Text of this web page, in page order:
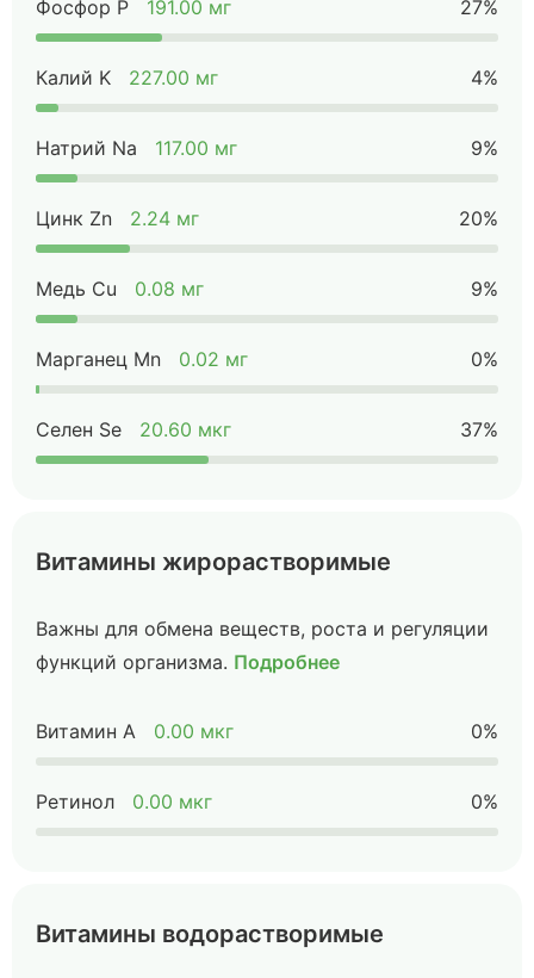
Фосфор P 191.00 мг 27%
Калий K 227.00 мг 4%
Натрий Na 117.00 мг 9%
Цинк Zn 2.24 мг 20%
Медь Cu 0.08 мг 9%
Марганец Mn 0.02 мг 0%
Селен Se 20.60 мкг 37%
Витамины жирорастворимые
Важны для обмена веществ, роста и регуляции
функций организма. Подробнее
Витамин А 0.00 мкг 0%
Ретинол 0.00 мкг 0%
Витамины водорастворимые